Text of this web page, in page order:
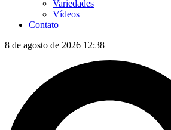
Variedades
Vídeos
Contato
8 de agosto de 2026 12:38